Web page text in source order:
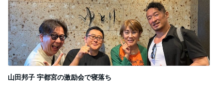
山田邦子 宇都宮の激励会で寝落ち